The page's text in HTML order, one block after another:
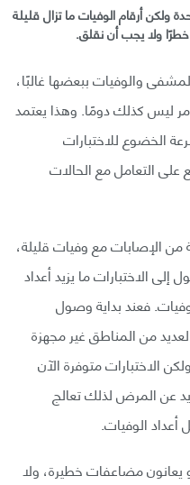
ولكن أرقام الوفيات ما تزال قليلة
ولا يجب أن نقلق.
والوفيات ببعضها غالبًا،
ليس كذلك دومًا. وهذا يعتمد
الخضوع للاختبارات
على التعامل مع الحالات
من الإصابات مع وفيات قليلة،
الاختبارات ما يزيد أعداد
فعند بداية وصول
من المناطق غير مجهزة
الاختبارات متوفرة الآن
عن المرض لذلك تعالج
الوفيات.
يعانون مضاعفات خطيرة، ولا